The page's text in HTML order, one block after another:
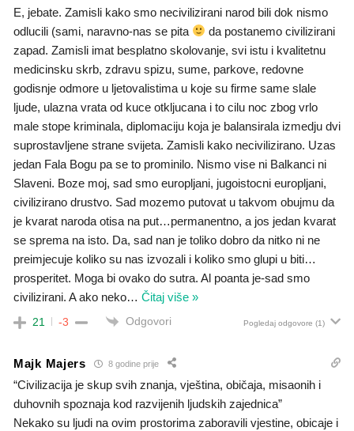
E, jebate. Zamisli kako smo necivilizirani narod bili dok nismo
odlucili (sami, naravno-nas se pita
da postanemo civilizirani
zapad. Zamisli imat besplatno skolovanje, svi istu i kvalitetnu
medicinsku skrb, zdravu spizu, sume, parkove, redovne
godisnje odmore u ljetovalistima u koje su firme same slale
ljude, ulazna vrata od kuce otkljucana i to cilu noc zbog vrlo
male stope kriminala, diplomaciju koja je balansirala izmedju dvi
suprostavljene strane svijeta. Zamisli kako necivilizirano. Uzas
jedan Fala Bogu pa se to prominilo. Nismo vise ni Balkanci ni
Slaveni. Boze moj, sad smo europljani, jugoistocni europljani,
civilizirano drustvo. Sad mozemo putovat u takvom obujmu da
je kvarat naroda otisa na put…permanentno, a jos jedan kvarat
se sprema na isto. Da, sad nan je toliko dobro da nitko ni ne
preimjecuje koliko su nas izvozali i koliko smo glupi u biti…
prosperitet. Moga bi ovako do sutra. Al poanta je-sad smo
civilizirani. A ako neko… Čitaj više »
21 -3 Odgovori Pogledaj odgovore (1)
Majk Majers 8 godine prije
“Civilizacija je skup svih znanja, vještina, običaja, misaonih i
duhovnih spoznaja kod razvijenih ljudskih zajednica”
Nekako su ljudi na ovim prostorima zaboravili vjestine, obicaje i